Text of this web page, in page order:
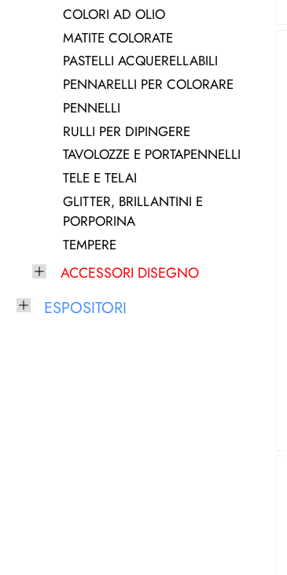
COLORI AD OLIO
MATITE COLORATE
PASTELLI ACQUERELLABILI
PENNARELLI PER COLORARE
PENNELLI
RULLI PER DIPINGERE
TAVOLOZZE E PORTAPENNELLI
TELE E TELAI
GLITTER, BRILLANTINI E
PORPORINA
TEMPERE
ACCESSORI DISEGNO
ESPOSITORI